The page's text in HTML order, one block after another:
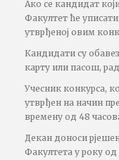
Ако се кандидат
Факултет ће
утврђеној овим
Кандидати су
карту или пасош,
Учесник конкурса,
утврђен на начин
времену од 48
Декан доноси
Факултета у року